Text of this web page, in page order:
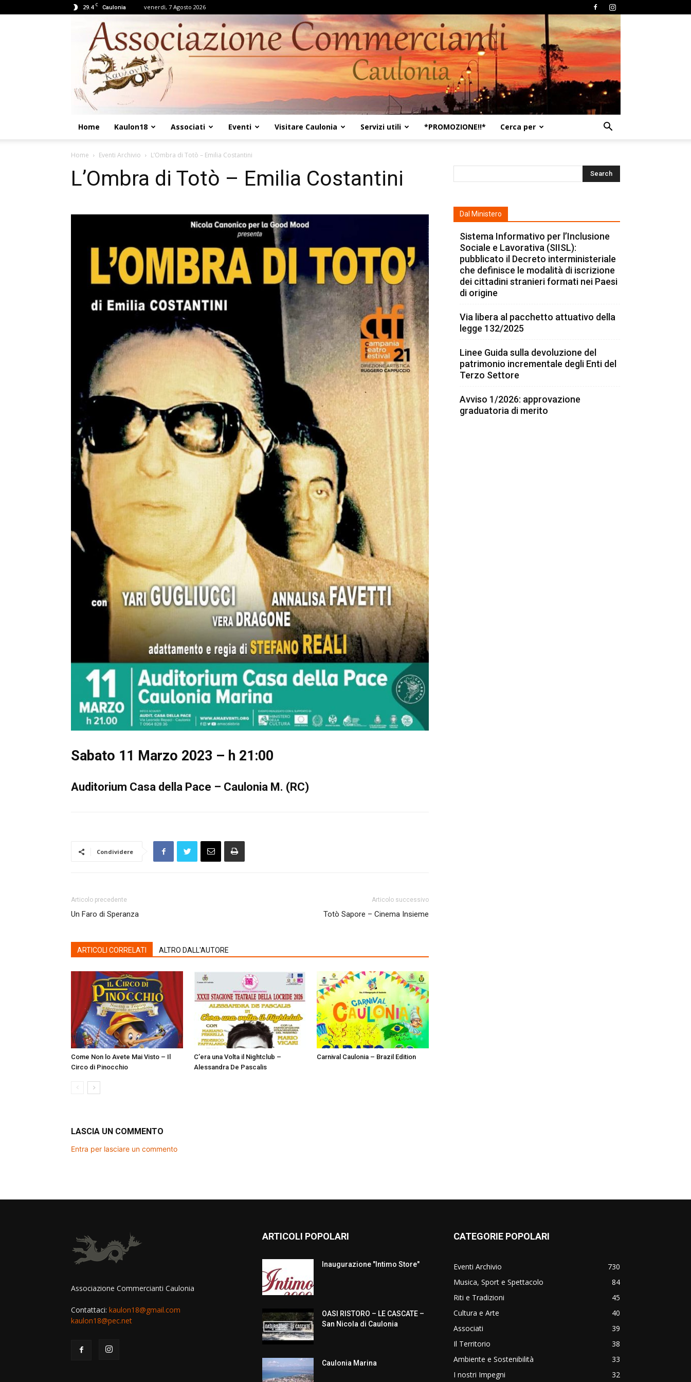
29.4 C Caulonia venerdì, 7 Agosto 2026
Home Kaulon18 Associati Eventi Visitare Caulonia Servizi utili *PROMOZIONE!!* Cerca per
Home Eventi Archivio L’Ombra di Totò – Emilia Costantini
L’Ombra di Totò – Emilia Costantini
Sabato 11 Marzo 2023 – h 21:00
Auditorium Casa della Pace – Caulonia M. (RC)
Condividere
Articolo precedente
Un Faro di Speranza
Articolo successivo
Totò Sapore – Cinema Insieme
ARTICOLI CORRELATI ALTRO DALL'AUTORE
Come Non lo Avete Mai Visto – Il
Circo di Pinocchio
C’era una Volta il Nightclub –
Alessandra De Pascalis
Carnival Caulonia – Brazil Edition
LASCIA UN COMMENTO
Entra per lasciare un commento
Dal Ministero
Sistema Informativo per l’Inclusione
Sociale e Lavorativa (SIISL):
pubblicato il Decreto interministeriale
che definisce le modalità di iscrizione
dei cittadini stranieri formati nei Paesi
di origine
Via libera al pacchetto attuativo della
legge 132/2025
Linee Guida sulla devoluzione del
patrimonio incrementale degli Enti del
Terzo Settore
Avviso 1/2026: approvazione
graduatoria di merito
Associazione Commercianti Caulonia
Contattaci: kaulon18@gmail.com
kaulon18@pec.net
ARTICOLI POPOLARI
Inaugurazione "Intimo Store"
OASI RISTORO – LE CASCATE –
San Nicola di Caulonia
Caulonia Marina
CATEGORIE POPOLARI
Eventi Archivio
730
Musica, Sport e Spettacolo
84
Riti e Tradizioni
45
Cultura e Arte
40
Associati
39
Il Territorio
38
Ambiente e Sostenibilità
33
I nostri Impegni
32